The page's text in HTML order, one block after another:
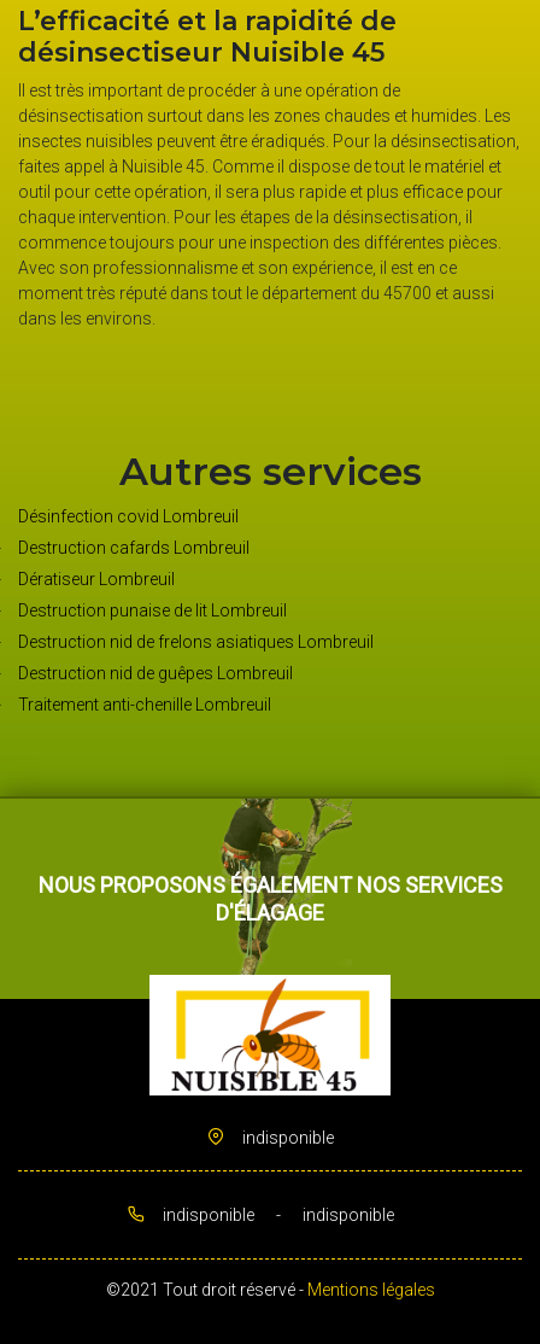
et la rapidité de
Nuisible 45
de procéder à une opération de
dans les zones chaudes et humides. Les
être éradiqués. Pour la désinsectisation,
45. Comme il dispose de tout le matériel et
il sera plus rapide et plus efficace pour
Pour les étapes de la désinsectisation, il
pour une inspection des différentes pièces.
et son expérience, il est en ce
dans tout le département du 45700 et aussi
Les
société
La désinsectisation
insectes nuisibles
différents locaux. La
Lombreuil propose
les cafards, les
et les frelons
de vrais dangers
société propose des
débarrasser de ces
Autres services
Désinfection covid Lombreuil
Destruction cafards Lombreuil
Dératiseur Lombreuil
Destruction punaise de lit Lombreuil
Destruction nid de frelons asiatiques Lombreuil
Destruction nid de guêpes Lombreuil
Traitement anti-chenille Lombreuil
NOUS PROPOSONS ÉGALEMENT NOS SERVICES
D'ÉLAGAGE
indisponible
indisponible - indisponible
©2021 Tout droit réservé - Mentions légales